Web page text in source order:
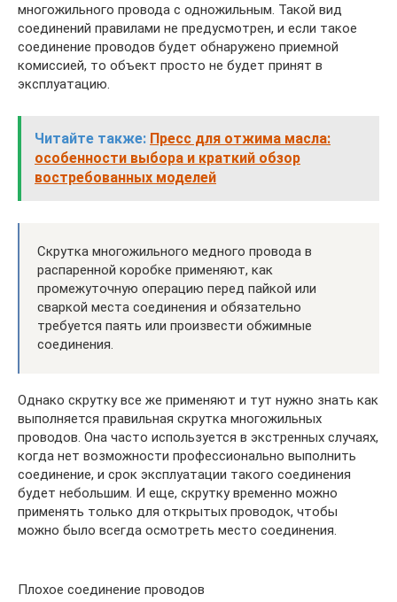
многожильного провода с одножильным. Такой вид
соединений правилами не предусмотрен, и если такое
соединение проводов будет обнаружено приемной
комиссией, то объект просто не будет принят в
эксплуатацию.
Читайте также: Пресс для отжима масла:
особенности выбора и краткий обзор
востребованных моделей
Скрутка многожильного медного провода в
распаренной коробке применяют, как
промежуточную операцию перед пайкой или
сваркой места соединения и обязательно
требуется паять или произвести обжимные
соединения.
Однако скрутку все же применяют и тут нужно знать как
выполняется правильная скрутка многожильных
проводов. Она часто используется в экстренных случаях,
когда нет возможности профессионально выполнить
соединение, и срок эксплуатации такого соединения
будет небольшим. И еще, скрутку временно можно
применять только для открытых проводок, чтобы
можно было всегда осмотреть место соединения.
Плохое соединение проводов